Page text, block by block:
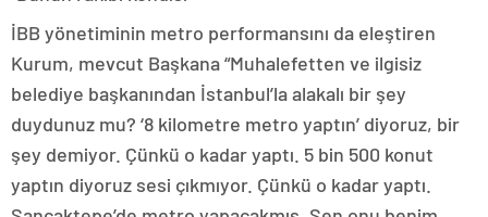
İBB yönetiminin metro performansını da eleştiren
Kurum, mevcut Başkana “Muhalefetten ve ilgisiz
belediye başkanından İstanbul’la alakalı bir şey
duydunuz mu? ‘8 kilometre metro yaptın’ diyoruz, bir
şey demiyor. Çünkü o kadar yaptı. 5 bin 500 konut
yaptın diyoruz sesi çıkmıyor. Çünkü o kadar yaptı.